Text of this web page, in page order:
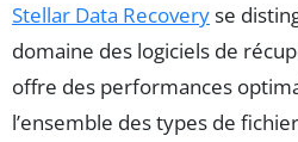
Stellar Data Recoveryse
domaine des logiciels de
offre des performances
l’ensemble des types de